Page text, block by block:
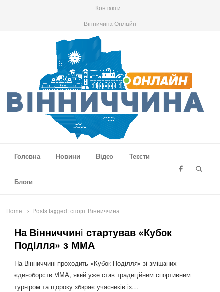
Контакти
Вінничина Онлайн
Головна
Новини Відео Тексти
Блоги
Home Posts tagged:спорт Вінниччина
На Вінниччині стартував «Кубок
Поділля» з ММА
На Вінниччині проходить «Кубок Поділля» зі змішаних
єдиноборств ММА, який уже став традиційним спортивним
турніром та щороку збирає учасників із…